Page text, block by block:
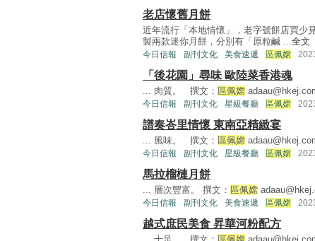
老店懷舊月餅
近年流行「本地情懷」，老字號餅店買少
製兩款迷你月餅，分別有「原粒鹹 ...全文
今日信報 副刊文化 美食速遞 區佩嫦
「後花園」尋味 歐陸菜香港魂
... 肉質。 撰文： 區佩嫦
今日信報 副刊文化 星級餐廳 區佩嫦
譜奏峇里情懷 東南亞精緻宴
... 風味。 撰文： 區佩嫦
今日信報 副刊文化 星級餐廳 區佩嫦
馬拉榴槤月餅
... 層次豐富。 撰文： 區佩嫦
今日信報 副刊文化 美食速遞 區佩嫦
越式庶民美食 昇華河粉配方